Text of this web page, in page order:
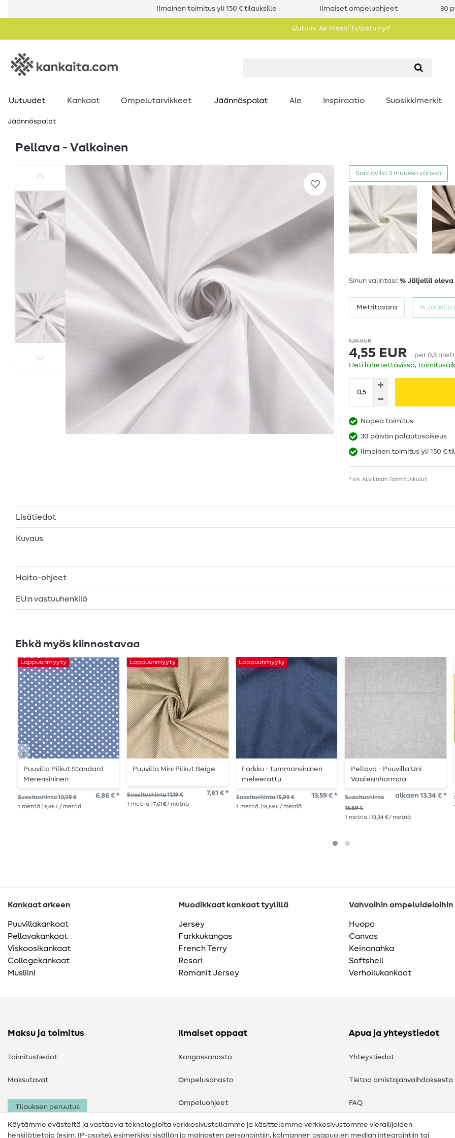
Ilmainen toimitus yli 150 € tilauksille Ilmaiset ompeluohjeet 30
Uutuus: Air Mesh! Tutustu nyt!
Uutuudet Kankaat Ompelutarvikkeet Jäännöspalat Ale Inspiraatio Suosikkimerkit
Jäännöspalat
Pellava - Valkoinen
Saatavilla 3 muussa värissä
Sinun valintasi: % Jäljellä oleva
Metritavara % Jäljellä
5,35 EUR
4,55 EUR per 0,5
Heti lähetettävissä,
Nopea toimitus
30 päivän palautusoikeus
Ilmainen toimitus yli 150 €
* sis. ALV ilman Toimituskulut
Lisätiedot
Kuvaus
Hoito-ohjeet
EU:n vastuuhenkilö
Ehkä myös kiinnostavaa
Loppuunmyyty
Puuvilla Pilkut Standard
Merensininen
Suositushinta 10,09 € 6,86 € *
1 metriä | 6,86 € / metriä
Loppuunmyyty
Puuvilla Mini Pilkut Beige
Suositushinta 11,19 € 7,61 € *
1 metriä | 7,61 € / metriä
Loppuunmyyty
Farkku - tummansininen
meleerattu
Suositushinta 15,99 € 13,59 € *
1 metriä | 13,59 € / metriä
Pellava - Puuvilla Uni
Vaaleanharmaa
Suositushinta
15,69 €
alkaen 13,34 € *
1 metriä | 13,34 € / metriä
Kankaat arkeen
Puuvillakankaat
Pellavakankaat
Viskoosikankaat
Collegekankaat
Musliini
Muodikkaat kankaat tyylillä
Jersey
Farkkukangas
French Terry
Resori
Romanit Jersey
Vahvoihin ompeluideioihin
Huopa
Canvas
Keinonahka
Softshell
Verhoilukankaat
Maksu ja toimitus
Toimitustiedot
Maksutavat
Tilauksen peruutus
Ilmaiset oppaat
Kangassanasto
Ompelusanasto
Ompeluohjeet
Apua ja yhteystiedot
Yhteystiedot
Tietoa omistajanvaihdoksesta
FAQ
Peruutusoikeus
Käytämme evästeitä ja vastaavia teknologioita verkkosivustollamme ja käsittelemme verkkosivustomme vierailijoiden
henkilötietoja (esim. IP-osoite), esimerkiksi sisällön ja mainosten personointiin, kolmannen osapuolen median integrointiin tai